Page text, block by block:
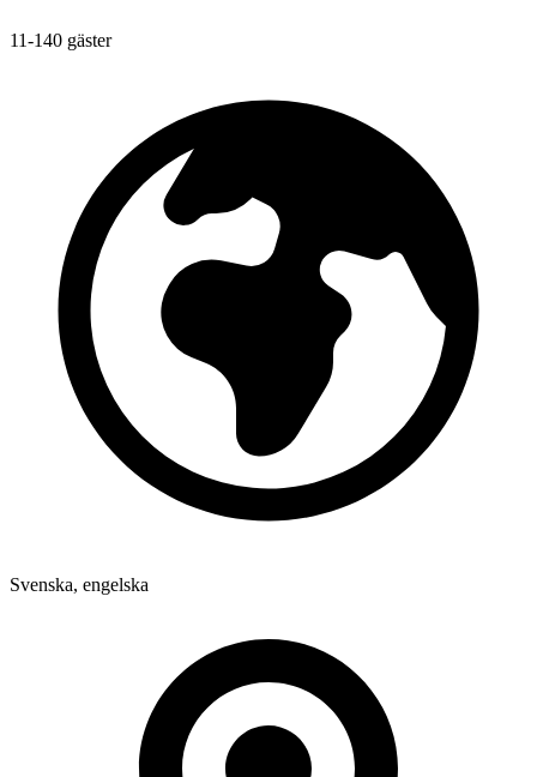
11-140 gäster
Svenska, engelska